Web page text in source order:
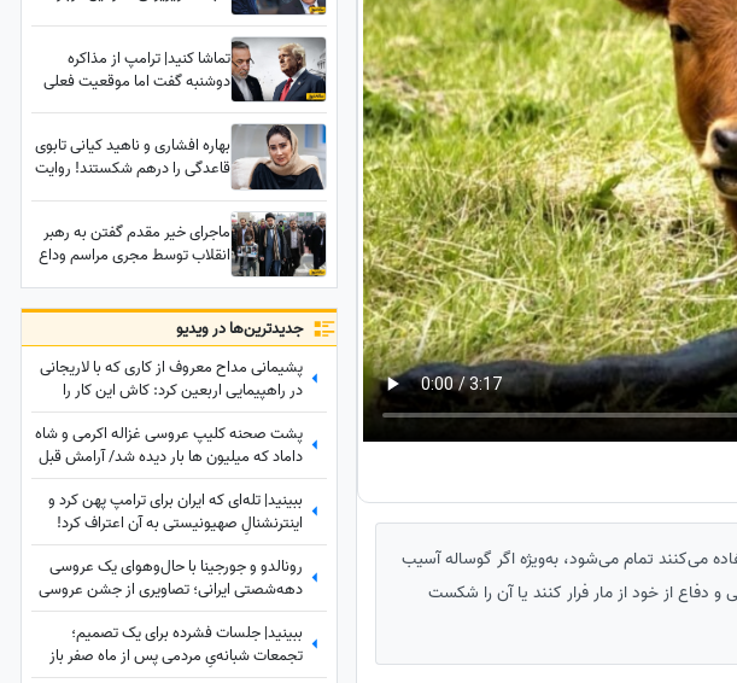
می‌کنند تمام می‌شود، به‌ویژه اگر گوساله آسیب
دفاع از خود از مار فرار کنند یا آن را شکست
در زندگی اردوغان داشته
تماشا کنید| ترامپ از مذاکره
دوشنبه گفت اما موقعیت فعلی
امورخارجه کجاست؟
بهاره افشاری و ناهید کیانی تابوی
قاعدگی را درهم شکستند! روایت
ماجرای خیر مقدم گفتن به رهبر
انقلاب توسط مجری مراسم وداع
مصلی تهران؛ مجری مراسم روایت
کرد
جدید‌ترین‌ها در ویدیو
پشیمانی مداح معروف از کاری که با لاریجانی
در راهپیمایی اربعین کرد: کاش این کار را
نمی‌کردم
پشت صحنه کلیپ عروسی غزاله اکرمی و شاه
داماد که میلیون ها بار دیده شد/ آرامش قبل
از طوفان/ همه محو لبخند عروس بودند؛ اما
چند دقیقه بعد همه‌چیز تغییر کرد!
ببینید| تله‌ای که ایران برای ترامپ پهن کرد و
اینترنشنالِ صهیونیستی به آن اعتراف کرد!
رونالدو و جورجینا با حال‌وهوای یک عروسی
دهه‌شصتی ایرانی؛ تصاویری از جشن عروسی
ستاره فوتبال با حضور هالند، امباپه و مسی
که همه را غافلگیر کرد!
ببینید| جلسات فشرده برای یک تصمیم؛
تجمعات شبانه‌یِ مردمی پس از ماه صفر باز